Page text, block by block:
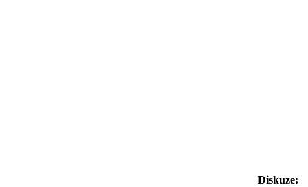
Diskuze: